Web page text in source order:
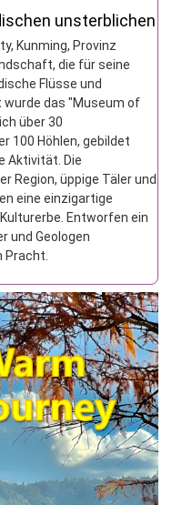
unsterblichen
Kunming, Provinz
die für seine
Flüsse und
das "Museum of
über 30
100 Höhlen, gebildet
Aktivität. Die
Region, üppige Täler und
eine einzigartige
Entworfen ein
und Geologen